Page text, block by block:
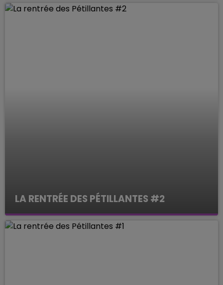
LA RENTRÉE DES PÉTILLANTES #2
Le Mag des Sports